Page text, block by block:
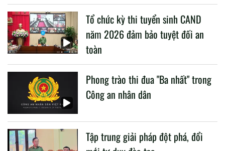
liên quan đến công tác giáo dục và đào tạo của lực lượng
CAND.
Tổ chức kỳ thi tuyển sinh CAND
năm 2026 đảm bảo tuyệt đối an
toàn
Phong trào thi đua "Ba nhất" trong
Công an nhân dân
Tập trung giải pháp đột phá, đổi